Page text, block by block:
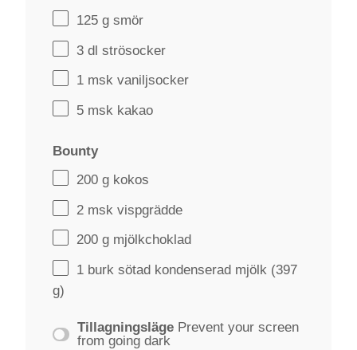
125 g smör
3 dl strösocker
1 msk vaniljsocker
5 msk kakao
Bounty
200 g kokos
2 msk vispgrädde
200 g mjölkchoklad
1 burk sötad kondenserad mjölk (397
g)
Tillagningsläge Prevent your screen
from going dark